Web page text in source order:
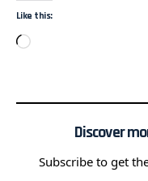
Like this:
Discover
Subscribe to get